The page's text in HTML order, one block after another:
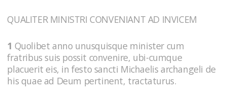
QUALITER MINISTRI CONVENIANT AD INVICEM
1 Quolibet anno unusquisque minister cum
fratribus suis possit convenire, ubi-cumque
placuerit eis, in festo sancti Michaelis archangeli de
his quae ad Deum pertinent, tractaturus.